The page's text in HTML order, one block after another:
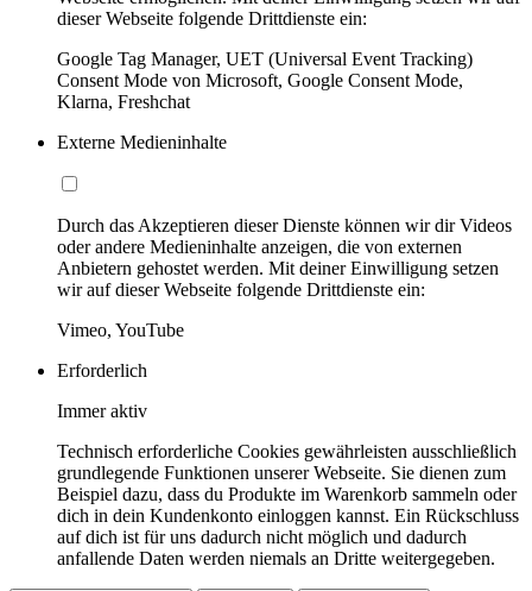
dieser Webseite folgende Drittdienste ein:
Google Tag Manager, UET (Universal Event Tracking)
Consent Mode von Microsoft, Google Consent Mode,
Klarna, Freshchat
Externe Medieninhalte
Durch das Akzeptieren dieser Dienste können wir dir Videos
oder andere Medieninhalte anzeigen, die von externen
Anbietern gehostet werden. Mit deiner Einwilligung setzen
wir auf dieser Webseite folgende Drittdienste ein:
Vimeo, YouTube
Erforderlich
Immer aktiv
Technisch erforderliche Cookies gewährleisten ausschließlich
grundlegende Funktionen unserer Webseite. Sie dienen zum
Beispiel dazu, dass du Produkte im Warenkorb sammeln oder
dich in dein Kundenkonto einloggen kannst. Ein Rückschluss
auf dich ist für uns dadurch nicht möglich und dadurch
anfallende Daten werden niemals an Dritte weitergegeben.